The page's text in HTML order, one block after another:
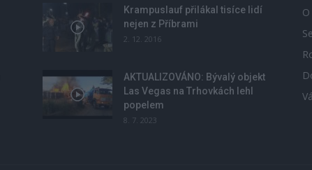
Krampuslauf přilákal tisíce lidí
nejen z Příbrami
2. 12. 2016
AKTUALIZOVÁNO: Bývalý objekt
Las Vegas na Trhovkách lehl
popelem
8. 7. 2023